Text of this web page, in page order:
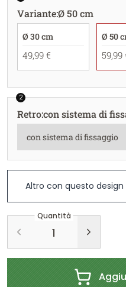
Variante:Ø 50 cm
Ø 30 cm
49,99 €
Ø 50
59,99
2
Retro:con sistema di
Altro con questo design
Quantità